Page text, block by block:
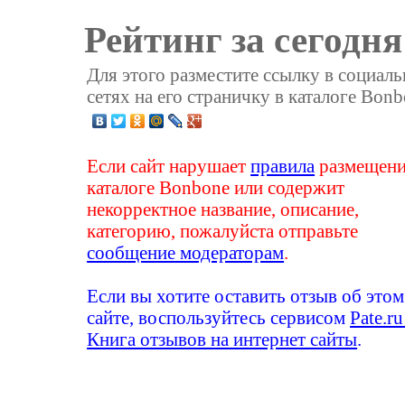
Рейтинг за
Для этого разместите ссылку в
сетях на его страничку в каталоге
Если сайт нарушаетправила
каталоге Bonbone или содержит
некорректное название, описание,
категорию, пожалуйста отправьте
сообщение модераторам
Если вы хотите оставить отзыв об этом
сайте, воспользуйтесь сервисом
Книга отзывов на интернет сайты